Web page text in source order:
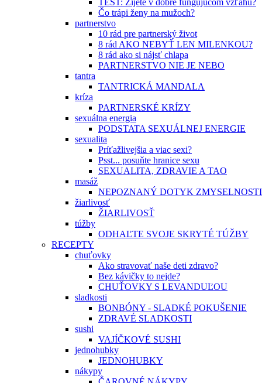
TEST: Žijete v dobre fungujúcom vzťahu?
Čo trápi ženy na mužoch?
partnerstvo
10 rád pre partnerský život
8 rád AKO NEBYŤ LEN MILENKOU?
8 rád ako si nájsť chlapa
PARTNERSTVO NIE JE NEBO
tantra
TANTRICKÁ MANDALA
kríza
PARTNERSKÉ KRÍZY
sexuálna energia
PODSTATA SEXUÁLNEJ ENERGIE
sexualita
Príťažlivejšia a viac sexi?
Psst... posuňte hranice sexu
SEXUALITA, ZDRAVIE A TAO
masáž
NEPOZNANÝ DOTYK ZMYSELNOSTI
žiarlivosť
ŽIARLIVOSŤ
túžby
ODHAĽTE SVOJE SKRYTÉ TÚŽBY
RECEPTY
chuťovky
Ako stravovať naše deti zdravo?
Bez kávičky to nejde?
CHUŤOVKY S LEVANDUĽOU
sladkosti
BONBÓNY - SLADKÉ POKUŠENIE
ZDRAVÉ SLADKOSTI
sushi
VAJÍČKOVÉ SUSHI
jednohubky
JEDNOHUBKY
nákypy